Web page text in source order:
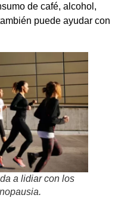
de café, alcohol,
puede ayudar con
a lidiar con los